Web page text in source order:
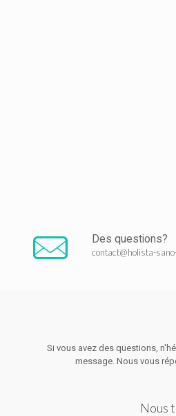
Des questions?
contact@holista-
Si vous avez des questions,
message. Nous vous
Nous